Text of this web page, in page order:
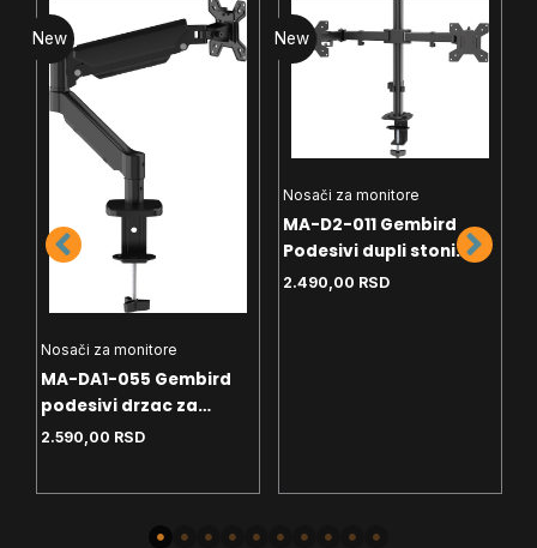
New
Nosači za monitore
MA-DA1-055 Gembird
podesivi drzac za
monitor, tilt, 17-32
2.590,00 RSD
New
Nosači za monitore
MA-D2-011 Gembird
Podesivi dupli stoni
drzac za monitor, tilt,
2.490,00 RSD